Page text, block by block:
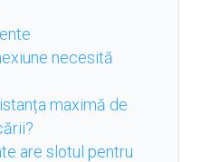
necesită
maximă de
are slotul pentru